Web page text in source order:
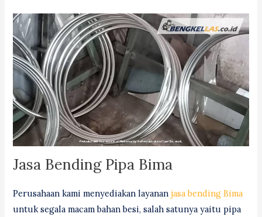
Jasa Bending Pipa Bima
Perusahaan kami menyediakan layananjasa bending Bima
untuk segala macam bahan besi, salah satunya yaitu pipa